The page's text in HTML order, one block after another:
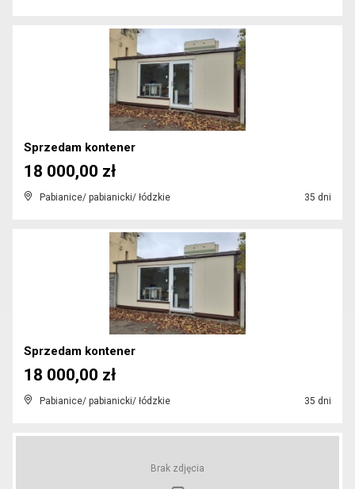
Sprzedam kontener
Pabianice/ pabianicki/ łódzkie 35 dni
18 000,00 zł
Sprzedam kontener
Pabianice/ pabianicki/ łódzkie 35 dni
18 000,00 zł
Brak zdjęcia